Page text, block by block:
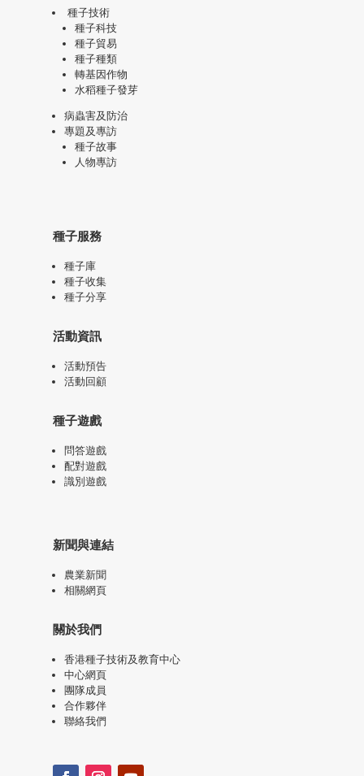
種子技術
種子科技
種子貿易
種子種類
轉基因作物
水稻種子發芽
病蟲害及防治
專題及專訪
種子故事
人物專訪
種子服務
種子庫
種子收集
種子分享
活動資訊
活動預告
活動回顧
種子遊戲
問答遊戲
配對遊戲
識別遊戲
新聞與連結
農業新聞
相關網頁
關於我們
香港種子技術及教育中心
中心網頁
團隊成員
合作夥伴
聯絡我們